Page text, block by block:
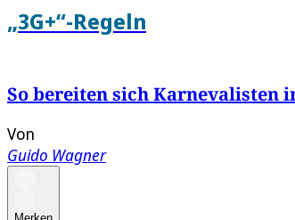
„3G+“-Regeln
So bereiten sich Karnevalisten
Von
Guido Wagner